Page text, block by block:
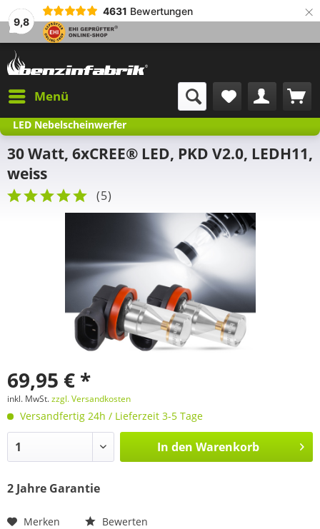
9,8
4631 Bewertungen ×
Menü
LED Nebelscheinwerfer
30 Watt, 6xCREE® LED, PKD V2.0, LEDH11,
weiss
(5)
69,95 € *
inkl. MwSt.zzgl. Versandkosten
Versandfertig 24h / Lieferzeit 3-5 Tage
In den Warenkorb
2 Jahre Garantie
Merken Bewerten